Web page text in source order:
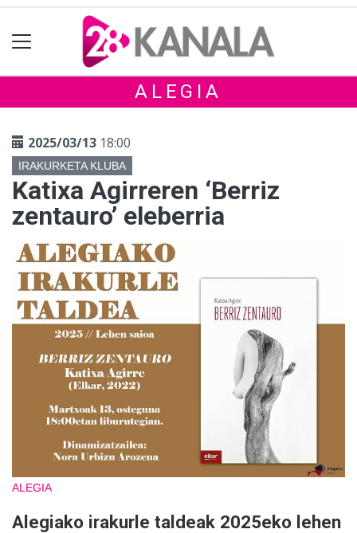
ALEGIA
2025/03/13 18:00
IRAKURKETA KLUBA
Katixa Agirreren ‘Berriz
zentauro’ eleberria
ALEGIA
Alegiako irakurle taldeak 2025eko lehen